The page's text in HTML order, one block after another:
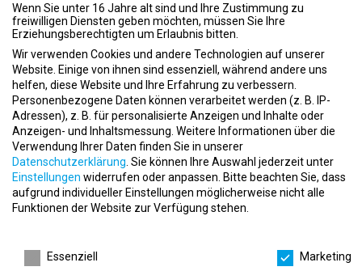
Die Webseite „fitnessjobs.de“ ist ein Projekt der fitnessmarkt.de
services GmbH:
fitnessmarkt.de services GmbH
Rollnerstr. 8
90408 Nürnberg
Tel.: +49 911 521919-1818
Fax: +49 911 521919-11
E-Mail:service@fitnessjobs.de
Registereintrag:
Eintragung im Handelsregister
Geschäftsführer:
Wenn Sie unter 16 Jahre alt sind und Ihre Zustimmung zu
freiwilligen Diensten geben möchten, müssen Sie Ihre
Erziehungsberechtigten um Erlaubnis bitten.
Wir verwenden Cookies und andere Technologien auf unserer
Website. Einige von ihnen sind essenziell, während andere uns
helfen, diese Website und Ihre Erfahrung zu verbessern.
Personenbezogene Daten können verarbeitet werden (z. B. IP-
Adressen), z. B. für personalisierte Anzeigen und Inhalte oder
Anzeigen- und Inhaltsmessung. Weitere Informationen über die
Verwendung Ihrer Daten finden Sie in unserer
Datenschutzerklärung. Sie können Ihre Auswahl jederzeit unter
Einstellungen widerrufen oder anpassen. Bitte beachten Sie, dass
aufgrund individueller Einstellungen möglicherweise nicht alle
Funktionen der Website zur Verfügung stehen.
Essenziell
Marketing